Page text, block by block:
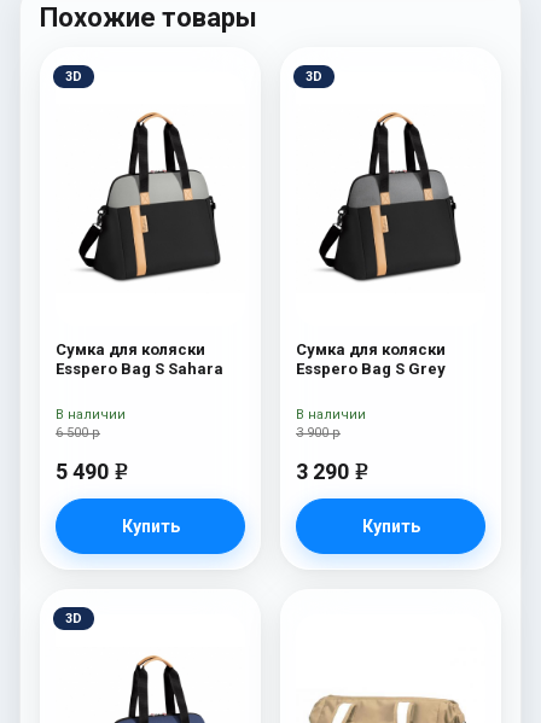
Похожие товары
3D
Сумка для коляски
Esspero Bag S Sahara
6 500 р
5 490 e
Купить
В наличии
3D
Сумка для коляски
Esspero Bag S Grey
3 900 р
3 290 e
Купить
В наличии
3D